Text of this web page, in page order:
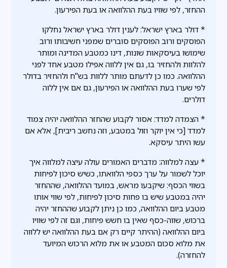
ההחזר, לפי שוויו בעת ההלוואה או בעת הפירעון.
* דולר בארץ ישראל: לענין דולר בארץ ישראל נחלקו
הפוסקים ורוב הפוסקים סוברים שמפני חשיבותו ורוב
שימושו בעיסקאות שונות, דינו כמטבע המדינה ומותר
להלוות ולהחזיר בו, גם אין ללווה אפילו מטבע אחד לפני
ההלוואה. כמו כן לדעתם מותר ללוות בש"ח ולהחזיר בדולר
לפי שערו בעת ההלוואה או הפירעון, גם אם אין ללוה
דולרים.
* הצמדה למדד: אסור לקבוע שהחזר ההלוואה יהיה צמוד
למדד [כי אין יוקר וזול במטבע, וזה נחשב ריבית], אלא אם
עשו היתר עיסקא.
* עצה למלווה: מדברים האמורים עולה עיצה למלווה איך
יוכל לשמור על ערך כספי הלוואתו, כשיש סיכון לפיחות
בשווי הכסף: שיקבעו מראש, במועד ההלוואה, שההחזר
יהיה במטבע שיש בו פחות סיכון לפיחות, לפי שווי אותו
מטבע ביום ההלוואה, כמו כן ניתן לקבוע שההחזר יהיה
ברכוש, שווה-כסף שאין בו חשש פיחות, וגם זה לפי שוויו
ביום ההלוואה (ההיתר קיים רק אם בעת ההלוואה יש ללווה
את מלוא סכום המטבע או את מלוא הרכוש המיועד
להחזרה).